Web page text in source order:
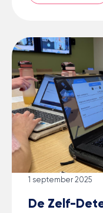
De Zelf-
1 september 2025